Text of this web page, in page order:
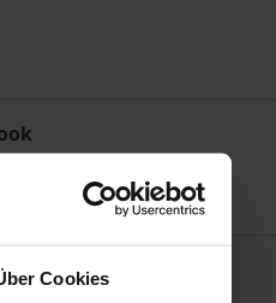
Cookies
at checkout.